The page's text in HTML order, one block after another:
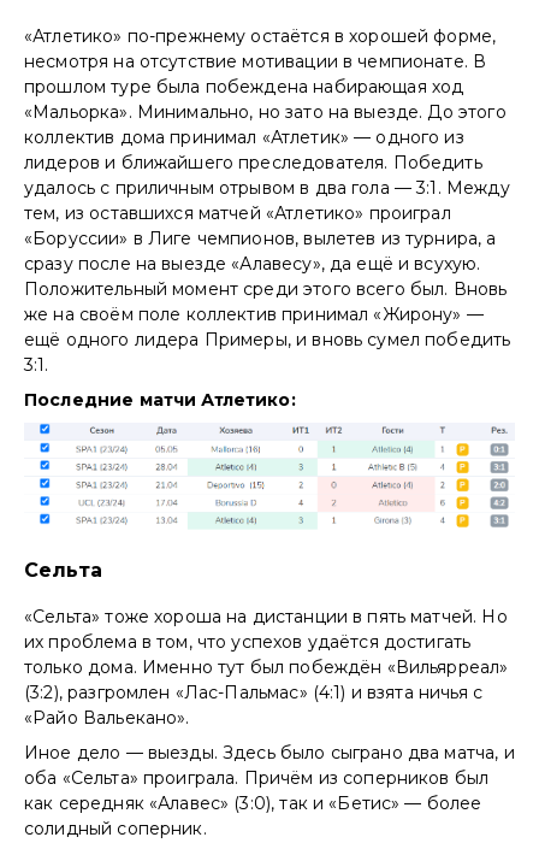
«Атлетико» по-прежнему остаётся в хорошей форме,
несмотря на отсутствие мотивации в чемпионате. В
прошлом туре была побеждена набирающая ход
«Мальорка». Минимально, но зато на выезде. До этого
коллектив дома принимал «Атлетик» — одного из
лидеров и ближайшего преследователя. Победить
удалось с приличным отрывом в два гола — 3:1. Между
тем, из оставшихся матчей «Атлетико» проиграл
«Боруссии» в Лиге чемпионов, вылетев из турнира, а
сразу после на выезде «Алавесу», да ещё и всухую.
Положительный момент среди этого всего был. Вновь
же на своём поле коллектив принимал «Жирону» —
ещё одного лидера Примеры, и вновь сумел победить
3:1.
Последние матчи Атлетико:
Сельта
«Сельта» тоже хороша на дистанции в пять матчей. Но
их проблема в том, что успехов удаётся достигать
только дома. Именно тут был побеждён «Вильярреал»
(3:2), разгромлен «Лас-Пальмас» (4:1) и взята ничья с
«Райо Вальекано».
Иное дело — выезды. Здесь было сыграно два матча, и
оба «Сельта» проиграла. Причём из соперников был
как середняк «Алавес» (3:0), так и «Бетис» — более
солидный соперник.